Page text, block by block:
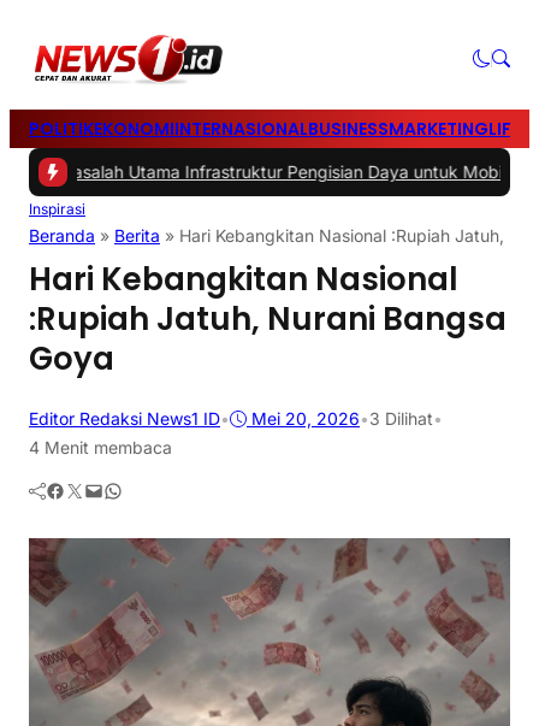
POLITIKEKONOMIINTERNASIONALBUSINESSMARKETING
Utama Infrastruktur Pengisian Daya untuk Mobil Listrik
Inspirasi
Beranda » Berita » Hari Kebangkitan Nasional :Rupiah Jatuh,
Hari Kebangkitan Nasional
:Rupiah Jatuh, Nurani Bangsa
Goya
Editor Redaksi News1 ID• Mei 20, 2026•3 Dilihat•
4 Menit membaca
Facebook Twitter Mail WhatsApp